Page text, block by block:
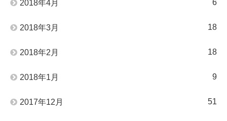
2018年4月 6
2018年3月 18
2018年2月 18
2018年1月 9
2017年12月 51